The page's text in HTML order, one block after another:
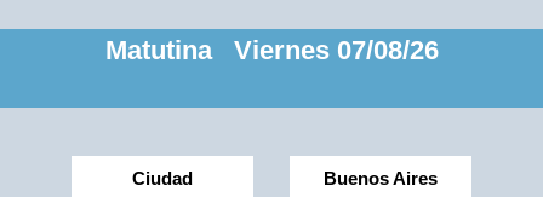
Matutina Viernes 07/08/26
Ciudad Buenos Aires